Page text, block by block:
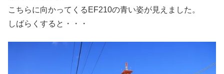
こちらに向かってくるEF210の青い姿が見えました。
しばらくすると・・・